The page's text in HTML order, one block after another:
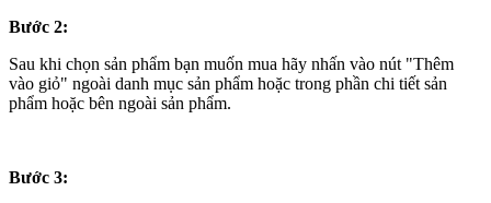
Bước 2:
Sau khi chọn sản phẩm bạn muốn mua hãy nhấn vào nút "Thêm
vào giỏ" ngoài danh mục sản phẩm hoặc trong phần chi tiết sản
phẩm hoặc bên ngoài sản phẩm.
Bước 3: